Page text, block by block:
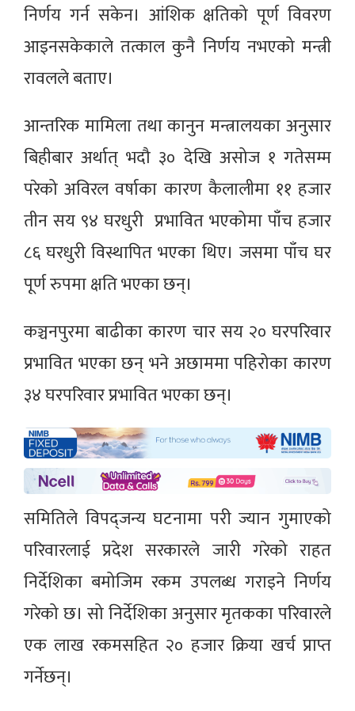
निर्णय गर्न सकेन। आंशिक क्षतिको पूर्ण विवरण
आइनसकेकाले तत्काल कुनै निर्णय नभएको मन्त्री
रावलले बताए।
आन्तरिक मामिला तथा कानुन मन्त्रालयका अनुसार
बिहीबार अर्थात् भदौ ३० देखि असोज १ गतेसम्म
परेको अविरल वर्षाका कारण कैलालीमा ११ हजार
तीन सय ९४ घरधुरी प्रभावित भएकोमा पाँच हजार
८६ घरधुरी विस्थापित भएका थिए। जसमा पाँच घर
पूर्ण रुपमा क्षति भएका छन्।
कञ्चनपुरमा बाढीका कारण चार सय २० घरपरिवार
प्रभावित भएका छन् भने अछाममा पहिरोका कारण
३४ घरपरिवार प्रभावित भएका छन्।
समितिले विपद्जन्य घटनामा परी ज्यान गुमाएको
परिवारलाई प्रदेश सरकारले जारी गरेको राहत
निर्देशिका बमोजिम रकम उपलब्ध गराइने निर्णय
गरेको छ। सो निर्देशिका अनुसार मृतकका परिवारले
एक लाख रकमसहित २० हजार क्रिया खर्च प्राप्त
गर्नेछन्।